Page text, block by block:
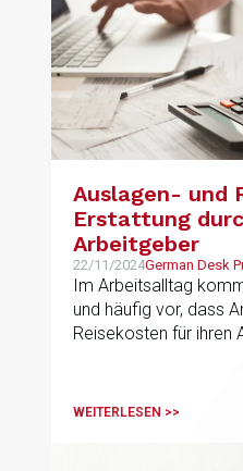
Auslagen- und
Erstattung
Arbeitgeber
22/11/2024German Desk
Im Arbeitsalltag
und häufig vor, dass
Reisekosten für ihren
dabei vielen
WEITERLESEN >>